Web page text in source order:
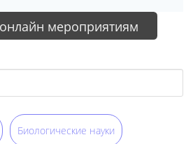
мероприятиям
Биологические науки